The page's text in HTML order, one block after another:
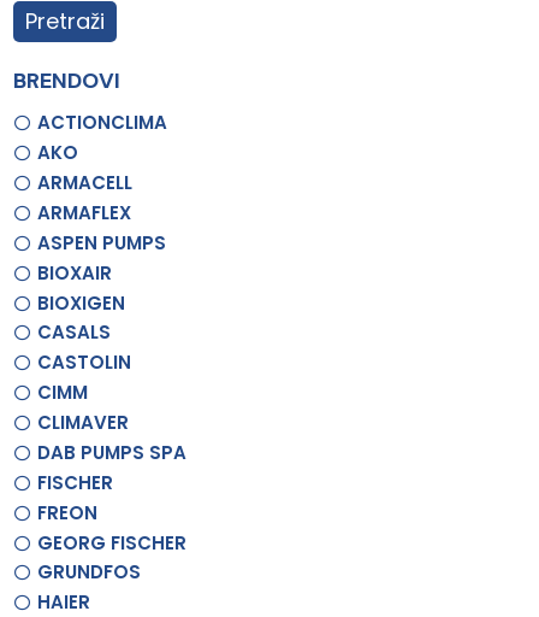
Pretraži
BRENDOVI
ACTIONCLIMA
AKO
ARMACELL
ARMAFLEX
ASPEN PUMPS
BIOXAIR
BIOXIGEN
CASALS
CASTOLIN
CIMM
CLIMAVER
DAB PUMPS SPA
FISCHER
FREON
GEORG FISCHER
GRUNDFOS
HAIER